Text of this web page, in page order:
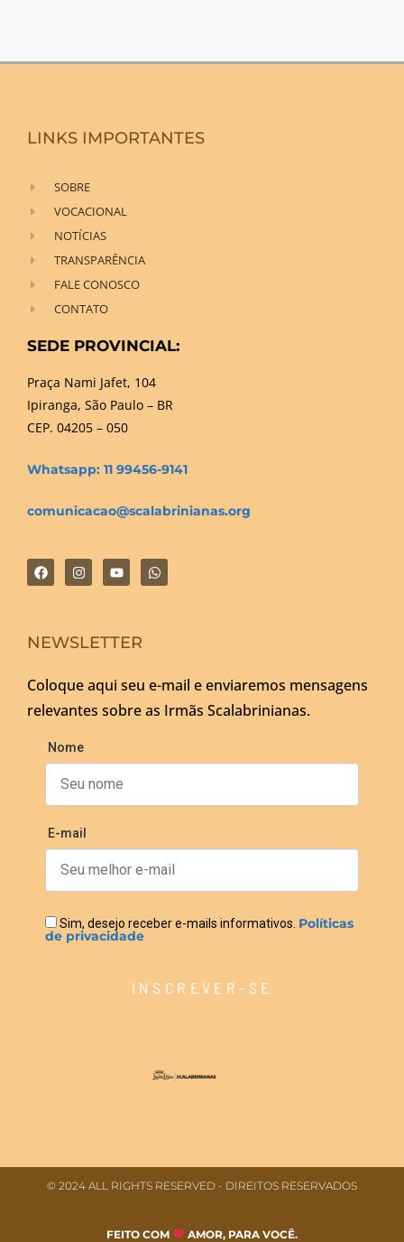
LINKS IMPORTANTES
SOBRE
VOCACIONAL
NOTÍCIAS
TRANSPARÊNCIA
FALE CONOSCO
CONTATO
SEDE PROVINCIAL:
Praça Nami Jafet, 104
Ipiranga, São Paulo – BR
CEP. 04205 – 050
Whatsapp: 11 99456-9141
comunicacao@scalabrinianas.org
NEWSLETTER
Coloque aqui seu e-mail e enviaremos mensagens
relevantes sobre as Irmãs Scalabrinianas.
Nome
E-mail
Sim, desejo receber e-mails informativos. Políticas
de privacidade
INSCREVER-SE
© 2024 ALL RIGHTS RESERVED​ - DIREITOS RESERVADOS
FEITO COM AMOR, PARA VOCÊ.